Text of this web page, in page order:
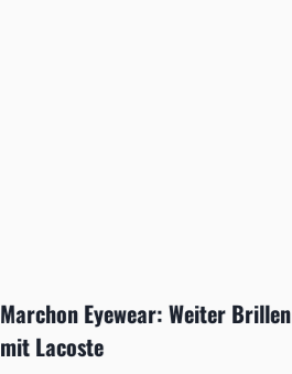
Marchon Eyewear: Weiter Brillen
mit Lacoste